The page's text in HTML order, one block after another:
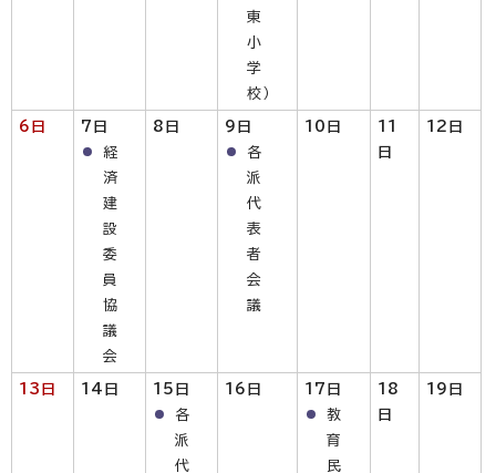
東
小
学
校）
6日
7日
経
済
建
設
委
員
協
議
会
8日
9日
各
派
代
表
者
会
議
10日
11
日
12 日
13日 14日
15日
各
派
代
16日
17日
教
育
民
18
日
19日